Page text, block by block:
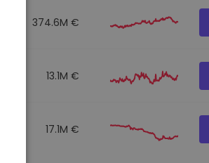
374.6M €
13.1M €
17.1M €